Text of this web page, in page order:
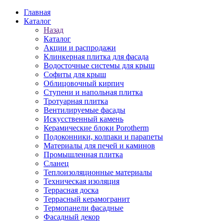
Главная
Каталог
Назад
Каталог
Акции и распродажи
Клинкерная плитка для фасада
Водосточные системы для крыш
Софиты для крыш
Облицовочный кирпич
Ступени и напольная плитка
Тротуарная плитка
Вентилируемые фасады
Искусственный камень
Керамические блоки Porotherm
Подоконники, колпаки и парапеты
Материалы для печей и каминов
Промышленная плитка
Сланец
Теплоизоляционные материалы
Техническая изоляция
Террасная доска
Террасный керамогранит
Термопанели фасадные
Фасадный декор